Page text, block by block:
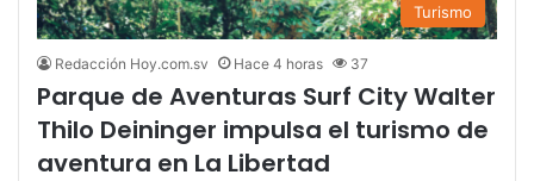
Turismo
Redacción Hoy.com.sv Hace 4 horas 37
Parque de Aventuras Surf City Walter
Thilo Deininger impulsa el turismo de
aventura en La Libertad